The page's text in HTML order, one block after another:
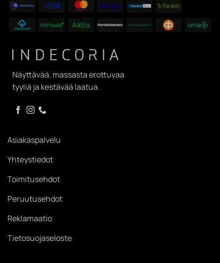
Näyttävää, massasta erottuvaa
tyyliä ja kestävää laatua.
Asiakaspalvelu
Yhteystiedot
Toimitusehdot
Peruutusehdot
Reklamaatio
Tietosuojaseloste